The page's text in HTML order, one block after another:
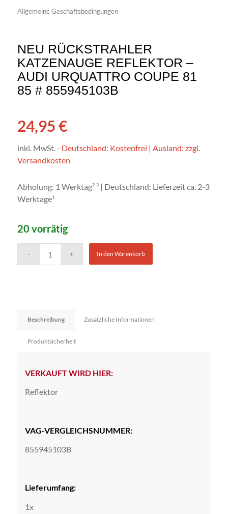
Allgemeine Geschäftsbedingungen
NEU RÜCKSTRAHLER
KATZENAUGE REFLEKTOR –
AUDI URQUATTRO COUPE 81
85 # 855945103B
24,95€
inkl. MwSt. - Deutschland: Kostenfrei | Ausland: zzgl.
Versandkosten
Abholung: 1 Werktag² ³ | Deutschland: Lieferzeit ca. 2-3
Werktage¹
20 vorrätig
In den Warenkorb
Beschreibung Zusätzliche Informationen
Produktsicherheit
VERKAUFT WIRD HIER:
Reflektor
VAG-VERGLEICHSNUMMER:
855945103B
Lieferumfang:
1x